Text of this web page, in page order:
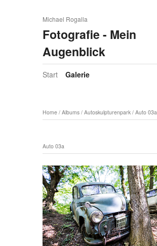
Michael Rogalla
Fotografie - Mein
Augenblick
Start Galerie
Home / Albums / Autoskulpturenpark / Auto 03a
Auto 03a